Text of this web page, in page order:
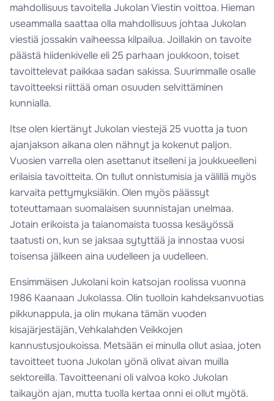
mahdollisuus tavoitella Jukolan Viestin voittoa. Hieman
useammalla saattaa olla mahdollisuus johtaa Jukolan
viestiä jossakin vaiheessa kilpailua. Joillakin on tavoite
päästä hiidenkivelle eli 25 parhaan joukkoon, toiset
tavoittelevat paikkaa sadan sakissa. Suurimmalle osalle
tavoitteeksi riittää oman osuuden selvittäminen
kunnialla.
Itse olen kiertänyt Jukolan viestejä 25 vuotta ja tuon
ajanjakson aikana olen nähnyt ja kokenut paljon.
Vuosien varrella olen asettanut itselleni ja joukkueelleni
erilaisia tavoitteita. On tullut onnistumisia ja välillä myös
karvaita pettymyksiäkin. Olen myös päässyt
toteuttamaan suomalaisen suunnistajan unelmaa.
Jotain erikoista ja taianomaista tuossa kesäyössä
taatusti on, kun se jaksaa sytyttää ja innostaa vuosi
toisensa jälkeen aina uudelleen ja uudelleen.
Ensimmäisen Jukolani koin katsojan roolissa vuonna
1986 Kaanaan Jukolassa. Olin tuolloin kahdeksanvuotias
pikkunappula, ja olin mukana tämän vuoden
kisajärjestäjän, Vehkalahden Veikkojen
kannustusjoukoissa. Metsään ei minulla ollut asiaa, joten
tavoitteet tuona Jukolan yönä olivat aivan muilla
sektoreilla. Tavoitteenani oli valvoa koko Jukolan
taikayön ajan, mutta tuolla kertaa onni ei ollut myötä.